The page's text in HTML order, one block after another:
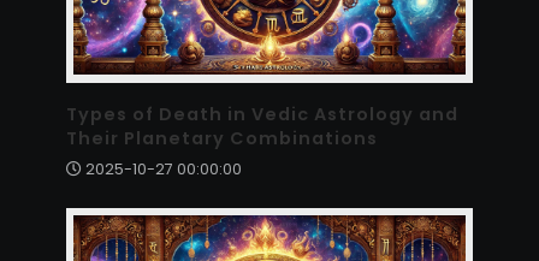
Types of Death in Vedic Astrology and
Their Planetary Combinations
2025-10-27 00:00:00